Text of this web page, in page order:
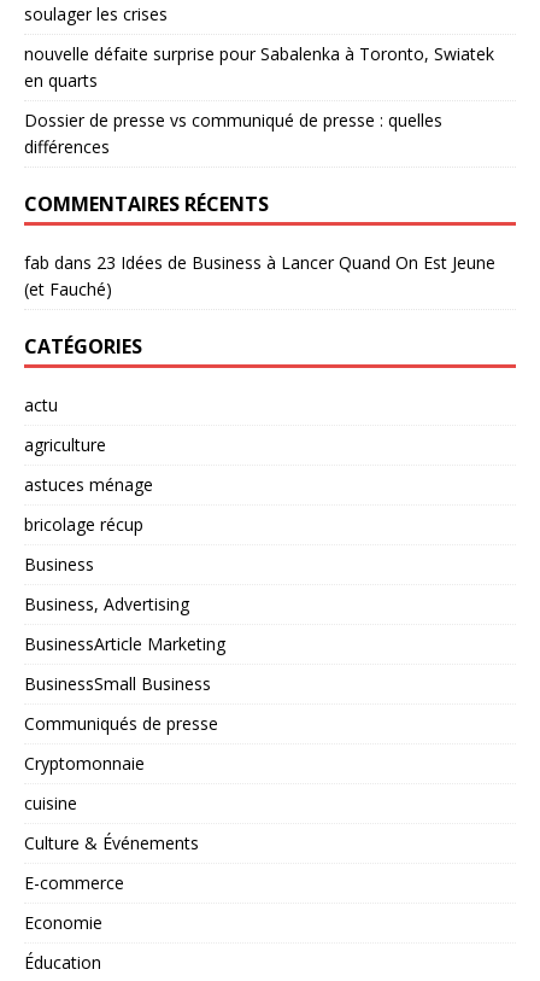
soulager les crises
nouvelle défaite surprise pour Sabalenka à Toronto, Swiatek
en quarts
Dossier de presse vs communiqué de presse : quelles
différences
COMMENTAIRES RÉCENTS
fab dans 23 Idées de Business à Lancer Quand On Est Jeune
(et Fauché)
CATÉGORIES
actu
agriculture
astuces ménage
bricolage récup
Business
Business, Advertising
BusinessArticle Marketing
BusinessSmall Business
Communiqués de presse
Cryptomonnaie
cuisine
Culture & Événements
E-commerce
Economie
Éducation